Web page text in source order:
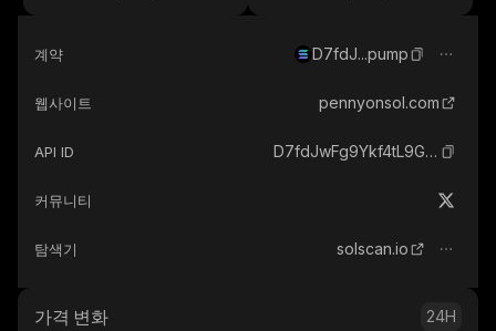
계약 D7fdJ...pump
웹사이트 pennyonsol.com
API ID D7fdJwFg9Ykf4tL9GgiSAugxvbEXcFZRhJ4FEgr5pump_solana
커뮤니티
탐색기 solscan.io
가격 변화 24H